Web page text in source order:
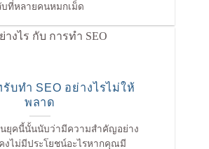
บที่หลายคนหมกเม็ด
บทำ SEO อย่างไรไม่ให้
พลาด
นยุคนี้นั้นนับว่ามีความสำคัญอย่าง
งไม่มีประโยชน์อะไรหากคุณมี